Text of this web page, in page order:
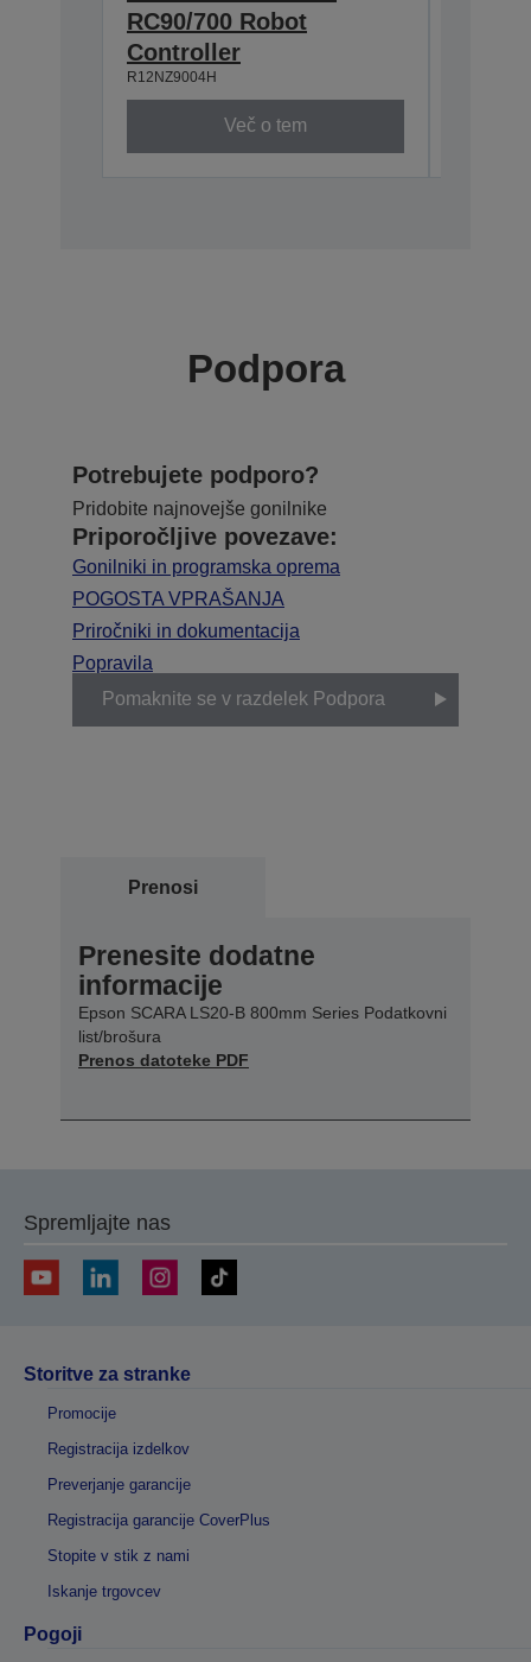
RC90/700 Robot
Controller
R12NZ9004H
Več o tem
Podpora
Potrebujete podporo?
Pridobite najnovejše gonilnike
Priporočljive povezave:
Gonilniki in programska oprema
POGOSTA VPRAŠANJA
Priročniki in dokumentacija
Popravila
Pomaknite se v razdelek Podpora
Prenosi
Prenesite dodatne
informacije
Epson SCARA LS20-B 800mm Series Podatkovni
list/brošura
Prenos datoteke PDF
Spremljajte nas
Storitve za stranke
Promocije
Registracija izdelkov
Preverjanje garancije
Registracija garancije CoverPlus
Stopite v stik z nami
Iskanje trgovcev
Pogoji